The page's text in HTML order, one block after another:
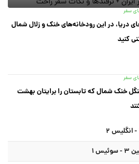
سفر
دریا، در این رودخانه‌های خنک و زلال شمال
کنید
سفر
خنک شمال که تابستان را برایتان بهشت
۱